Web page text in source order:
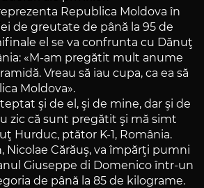
Republica Moldova în
de greutate de până la 95 de
el se va confrunta cu Dănuţ
«M-am pregătit mult anume
Vreau să iau cupa, ca ea să
Moldova».
şi de el, şi de mine, dar şi de
zic că sunt pregătit şi mă simt
Hurduc, ptător K-1, România.
Nicolae Cărăuş, va împărţi pumni
Giuseppe di Domenico într-un
de până la 85 de kilograme.